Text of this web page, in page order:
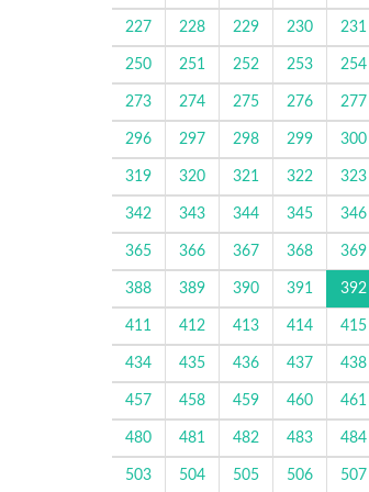
227 228 229 230 231
250 251 252 253 254
273 274 275 276 277
296 297 298 299 300
319 320 321 322 323
342 343 344 345 346
365 366 367 368 369
388 389 390 391 392
411 412 413 414 415
434 435 436 437 438
457 458 459 460 461
480 481 482 483 484
503 504 505 506 507